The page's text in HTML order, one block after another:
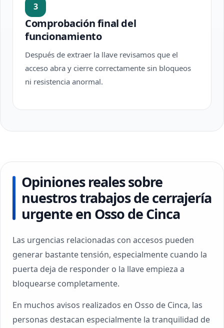
3
Comprobación final del
funcionamiento
Después de extraer la llave revisamos que el
acceso abra y cierre correctamente sin bloqueos
ni resistencia anormal.
Opiniones reales sobre
nuestros trabajos de cerrajería
urgente en Osso de Cinca
Las urgencias relacionadas con accesos pueden
generar bastante tensión, especialmente cuando la
puerta deja de responder o la llave empieza a
bloquearse completamente.
En muchos avisos realizados en Osso de Cinca, las
personas destacan especialmente la tranquilidad de